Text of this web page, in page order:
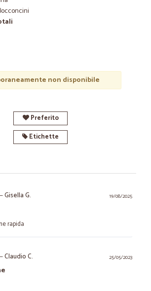
non disponibile
Preferito
Etichette
19/08/2025
—Gisella G.
rapida
25/05/2023
—Claudio C.